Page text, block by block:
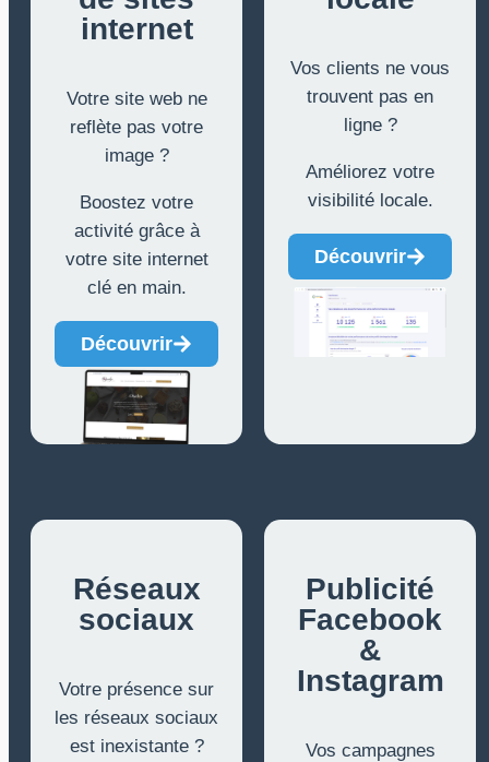
internet
Votre site web ne
reflète pas votre
image ?
Boostez votre
activité grâce à
votre site internet
clé en main.
Découvrir
Vos clients ne vous
trouvent pas en
ligne ?
Améliorez votre
visibilité locale.
Découvrir
Réseaux
sociaux
Votre présence sur
les réseaux sociaux
est inexistante ?
Publicité
Facebook
&
Instagram
Vos campagnes